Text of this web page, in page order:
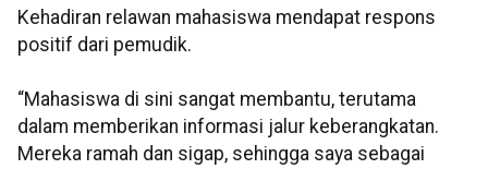
Kehadiran relawan mahasiswa mendapat respons
positif dari pemudik.
“Mahasiswa di sini sangat membantu, terutama
dalam memberikan informasi jalur keberangkatan.
Mereka ramah dan sigap, sehingga saya sebagai